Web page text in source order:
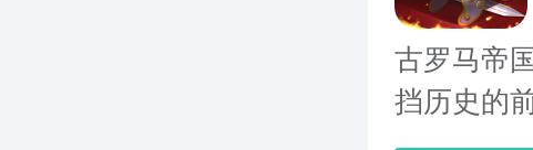
古罗马帝
挡历史的